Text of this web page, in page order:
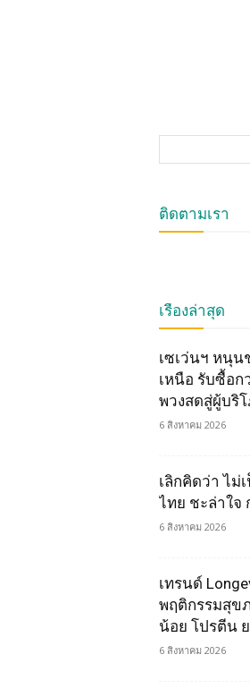
ติดตามเรา
เรื่องล่าสุด
เซเว่นฯ หนุน
เหนือ รับซื้อ
พวงสดสู่ผู้บริ
6 สิงหาคม 2026
เลิกคิดว่า ไม่
ไทย ชะล่าใจ
6 สิงหาคม 2026
เทรนด์
พฤติกรรมสุข
น้อย โปรตีน
6 สิงหาคม 2026